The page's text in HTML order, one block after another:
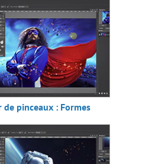
de pinceaux : Formes